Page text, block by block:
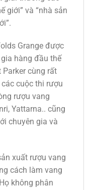
giới” và “nhà sản
Grange được
hàng đầu thế
Parker cùng rất
cuộc thi rượu
rượu vang
Yattarna.. cũng
chuyên gia và
xuất rượu vang
cách làm vang
không phân